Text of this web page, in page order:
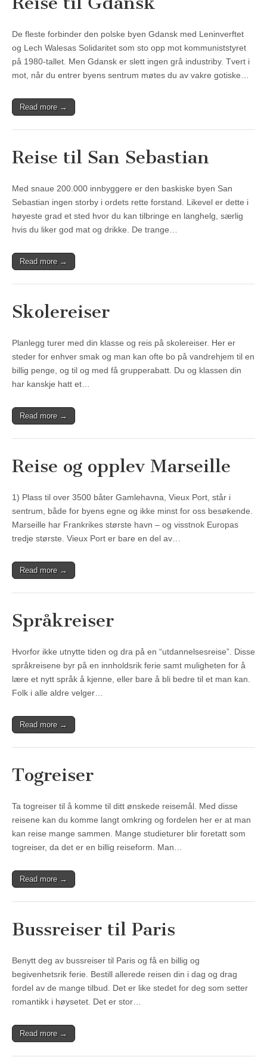
De fleste forbinder den polske byen Gdansk med Leninverftet
og Lech Walesas Solidaritet som sto opp mot kommuniststyret
på 1980-tallet. Men Gdansk er slett ingen grå industriby. Tvert i
mot, når du entrer byens sentrum møtes du av vakre gotiske…
Read more →
Reise til San Sebastian
Med snaue 200.000 innbyggere er den baskiske byen San
Sebastian ingen storby i ordets rette forstand. Likevel er dette i
høyeste grad et sted hvor du kan tilbringe en langhelg, særlig
hvis du liker god mat og drikke. De trange…
Read more →
Skolereiser
Planlegg turer med din klasse og reis på skolereiser. Her er
steder for enhver smak og man kan ofte bo på vandrehjem til en
billig penge, og til og med få grupperabatt. Du og klassen din
har kanskje hatt et…
Read more →
Reise og opplev Marseille
1) Plass til over 3500 båter Gamlehavna, Vieux Port, står i
sentrum, både for byens egne og ikke minst for oss besøkende.
Marseille har Frankrikes største havn – og visstnok Europas
tredje største. Vieux Port er bare en del av…
Read more →
Språkreiser
Hvorfor ikke utnytte tiden og dra på en “utdannelsesreise”. Disse
språkreisene byr på en innholdsrik ferie samt muligheten for å
lære et nytt språk å kjenne, eller bare å bli bedre til et man kan.
Folk i alle aldre velger…
Read more →
Togreiser
Ta togreiser til å komme til ditt ønskede reisemål. Med disse
reisene kan du komme langt omkring og fordelen her er at man
kan reise mange sammen. Mange studieturer blir foretatt som
togreiser, da det er en billig reiseform. Man…
Read more →
Bussreiser til Paris
Benytt deg av bussreiser til Paris og få en billig og
begivenhetsrik ferie. Bestill allerede reisen din i dag og drag
fordel av de mange tilbud. Det er like stedet for deg som setter
romantikk i høysetet. Det er stor…
Read more →